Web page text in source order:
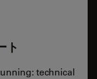
ト
technical